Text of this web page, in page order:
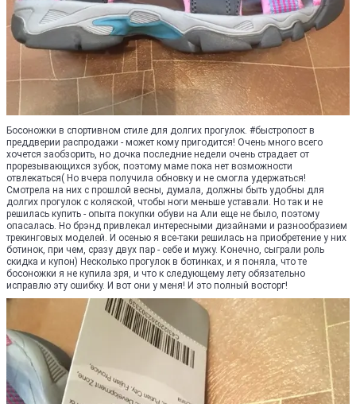
Босоножки в спортивном стиле для долгих прогулок. #быстропост в
преддверии распродажи - может кому пригодится! Очень много всего
хочется заобзорить, но дочка последние недели очень страдает от
прорезывающихся зубок, поэтому маме пока нет возможности
отвлекаться( Но вчера получила обновку и не смогла удержаться!
Смотрела на них с прошлой весны, думала, должны быть удобны для
долгих прогулок с коляской, чтобы ноги меньше уставали. Но так и не
решилась купить - опыта покупки обуви на Али еще не было, поэтому
опасалась. Но брэнд привлекал интересными дизайнами и разнообразием
трекинговых моделей. И осенью я все-таки решилась на приобретение у них
ботинок, при чем, сразу двух пар - себе и мужу. Конечно, сыграли роль
скидка и купон) Несколько прогулок в ботинках, и я поняла, что те
босоножки я не купила зря, и что к следующему лету обязательно
исправлю эту ошибку. И вот они у меня! И это полный восторг!